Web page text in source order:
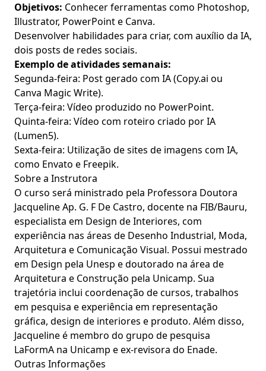
Objetivos: Conhecer ferramentas como Photoshop,
Illustrator, PowerPoint e Canva.
Desenvolver habilidades para criar, com auxílio da IA,
dois posts de redes sociais.
Exemplo de atividades semanais:
Segunda-feira: Post gerado com IA (Copy.ai ou
Canva Magic Write).
Terça-feira: Vídeo produzido no PowerPoint.
Quinta-feira: Vídeo com roteiro criado por IA
(Lumen5).
Sexta-feira: Utilização de sites de imagens com IA,
como Envato e Freepik.
Sobre a Instrutora
O curso será ministrado pela Professora Doutora
Jacqueline Ap. G. F De Castro, docente na FIB/Bauru,
especialista em Design de Interiores, com
experiência nas áreas de Desenho Industrial, Moda,
Arquitetura e Comunicação Visual. Possui mestrado
em Design pela Unesp e doutorado na área de
Arquitetura e Construção pela Unicamp. Sua
trajetória inclui coordenação de cursos, trabalhos
em pesquisa e experiência em representação
gráfica, design de interiores e produto. Além disso,
Jacqueline é membro do grupo de pesquisa
LaFormA na Unicamp e ex-revisora do Enade.
Outras Informações